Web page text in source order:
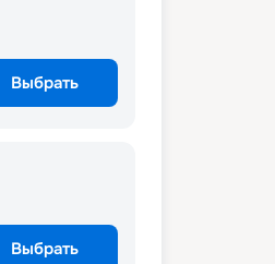
Выбрать
Выбрать